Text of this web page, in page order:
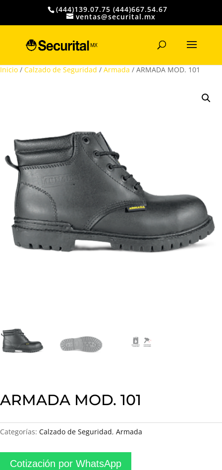
(444)139.07.75 (444)667.54.67
ventas@securital.mx
productos
Inicio / Calzado de Seguridad / Armada / ARMADA MOD. 101
ARMADA MOD. 101
Categorías: Calzado de Seguridad, Armada
Cotización por WhatsApp